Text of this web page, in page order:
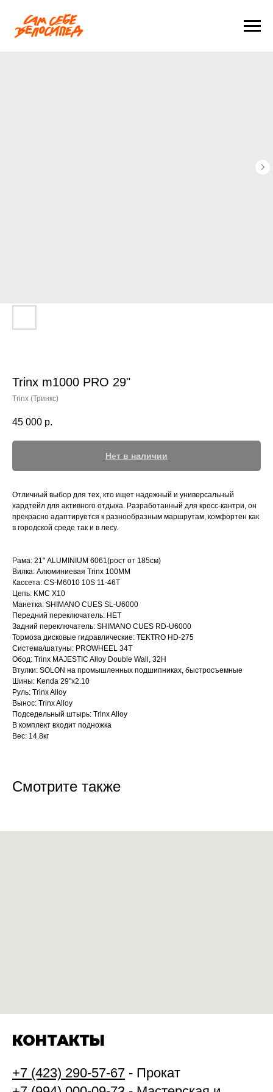
Trinx m1000 PRO 29"
Trinx (Тринкс)
45 000 р.
Нет в наличии
Отличный выбор для тех, кто ищет надежный и универсальный
хардтейл для активного отдыха. Разработанный для кросс-кантри, он
прекрасно адаптируется к разнообразным маршрутам, комфортен как
в городской среде так и в лесу.
Рама: 21" ALUMINIUM 6061(рост от 185см)
Вилка: Алюминиевая Trinx 100MM
Кассета: CS-M6010 10S 11-46T
Цепь: KMC X10
Манетка: SHIMANO CUES SL-U6000
Передний переключатель: НЕТ
Задний переключатель: SHIMANO CUES RD-U6000
Тормоза дисковые гидравлические: TEKTRO HD-275
Система/шатуны: PROWHEEL 34T
Обод: Trinx MAJESTIC Alloy Double Wall, 32H
Втулки: SOLON на промышленных подшипниках, быстросъемные
Шины: Kenda 29"x2.10
Руль: Trinx Alloy
Вынос: Trinx Alloy
Подседельный штырь: Trinx Alloy
В комплект входит подножка
Вес: 14.8кг
Смотрите также
КОНТАКТЫ
+7 (423) 290-57-67 - Прокат